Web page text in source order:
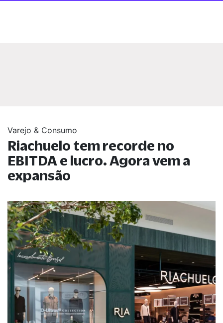
Varejo & Consumo
Riachuelo tem recorde no
EBITDA e lucro. Agora vem a
expansão